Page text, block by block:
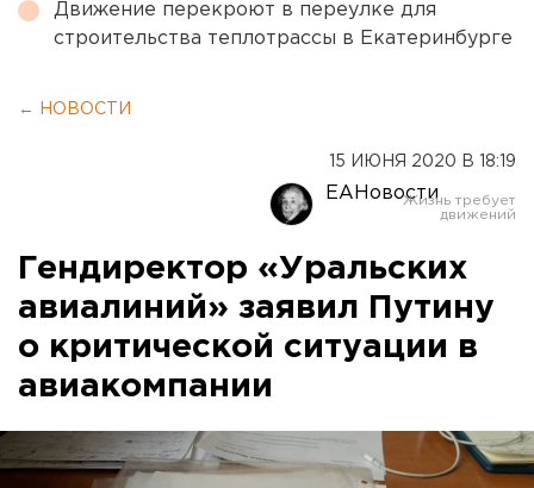
Движение перекроют в переулке для
строительства теплотрассы в Екатеринбурге
← НОВОСТИ
15 ИЮНЯ 2020 В 18:19
ЕАНовости
Гендиректор «Уральских
авиалиний» заявил Путину
о критической ситуации в
авиакомпании